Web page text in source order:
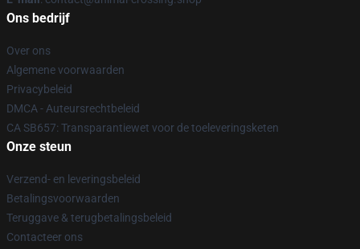
Ons bedrijf
Over ons
Algemene voorwaarden
Privacybeleid
DMCA - Auteursrechtbeleid
CA SB657: Transparantiewet voor de toeleveringsketen
Onze steun
Verzend- en leveringsbeleid
Betalingsvoorwaarden
Teruggave & terugbetalingsbeleid
Contacteer ons